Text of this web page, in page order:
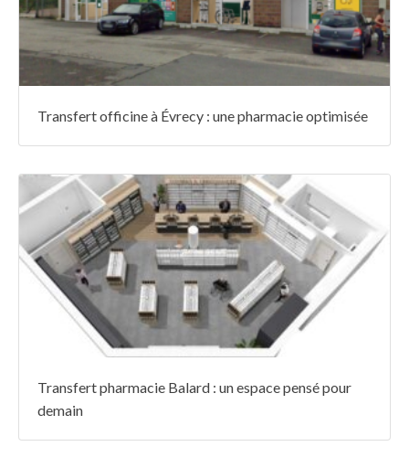
Transfert officine à Évrecy : une pharmacie optimisée
Transfert pharmacie Balard : un espace pensé pour
demain